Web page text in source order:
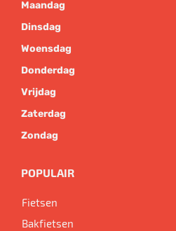
Maandag
Dinsdag
Woensdag
Donderdag
Vrijdag
Zaterdag
Zondag
POPULAIR
Fietsen
Bakfietsen